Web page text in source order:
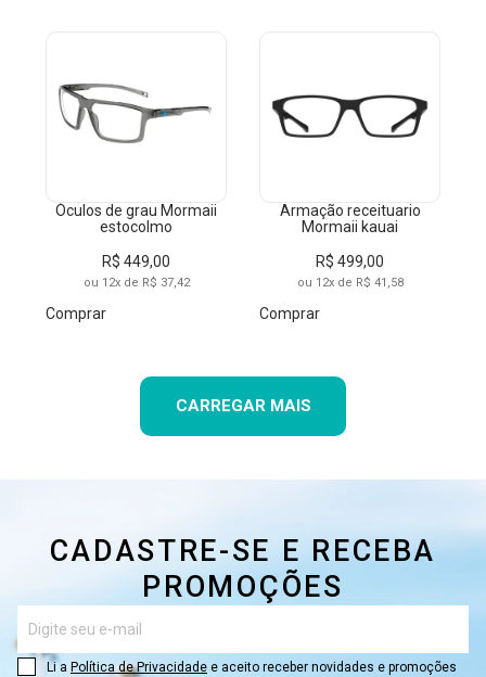
Óculos de grau Mormaii
estocolmo
R$ 449,00
ou 12x de R$ 37,42
Comprar
Armação receituario
Mormaii kauai
R$ 499,00
ou 12x de R$ 41,58
Comprar
CARREGAR MAIS
CADASTRE-SE E RECEBA
PROMOÇÕES
Li a Política de Privacidade e aceito receber novidades e promoções